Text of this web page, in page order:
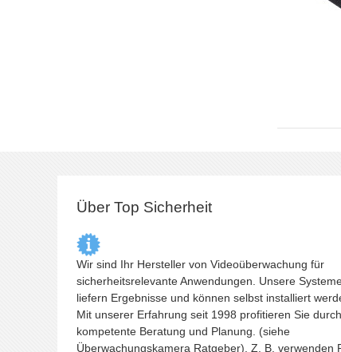
Über Top Sicherheit
Wir sind Ihr Hersteller von Videoüberwachung für
sicherheitsrelevante Anwendungen. Unsere
liefern Ergebnisse und können selbst installiert
Mit unserer Erfahrung seit 1998 profitieren Sie durch
kompetente Beratung und Planung. (siehe
Überwachungskamera Ratgeber). Z. B. verwenden